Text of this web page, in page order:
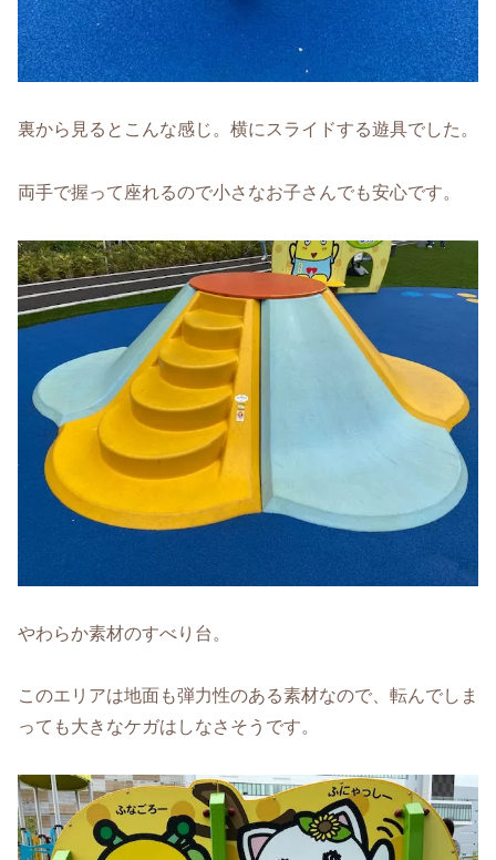
裏から見るとこんな感じ。横にスライドする遊具でした。
両手で握って座れるので小さなお子さんでも安心です。
やわらか素材のすべり台。
このエリアは地面も弾力性のある素材なので、転んでしま
っても大きなケガはしなさそうです。